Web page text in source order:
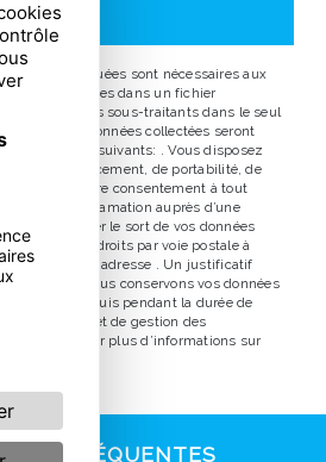
ENVOYER
communiquées sont nécessaires aux
sont enregistrées dans un fichier
à et ses sous-traitants dans le seul
Les données collectées seront
destinataires suivants: . Vous disposez
d’effacement, de portabilité, de
retrait de votre consentement à tout
une réclamation auprès d’une
que d’organiser le sort de vos données
exercer ces droits par voie postale à
à l'adresse . Un justificatif
demandé. Nous conservons vos données
de contact puis pendant la durée de
probatoires et de gestion des
site cnil.fr pour plus d’informations sur
FRÉQUENTES